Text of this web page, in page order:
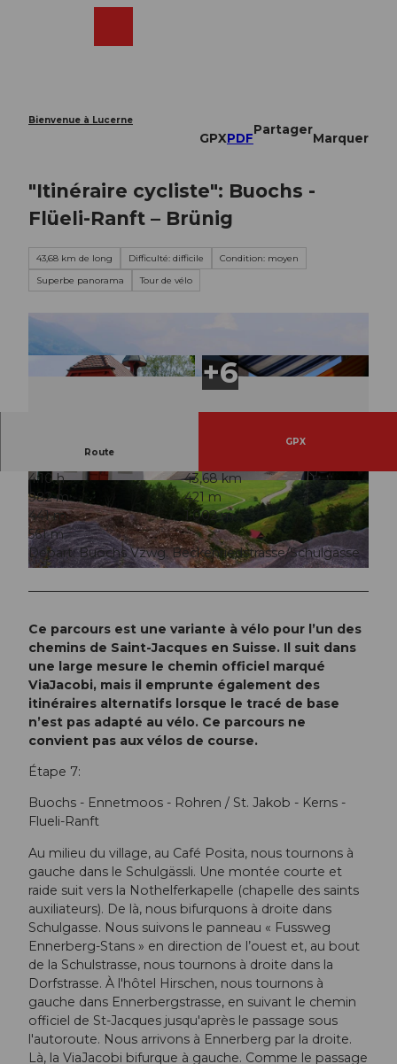
Bienvenue à Lucerne
GPXPDF
Partager
Marquer
"Itinéraire cycliste": Buochs -
Flüeli-Ranft – Brünig
43,68 km de long Difficulté: difficile
Condition: moyen
Superbe panorama
Tour de vélo
© Pilgerwege Schweiz
Route
GPX
4:10 h
43,68 km
982 m
421 m
441 m
1.002 m
561 m
Départ: Buochs Vzwg. Beckenriedstrasse/Schulgasse
Ce parcours est une variante à vélo pour l’un des
chemins de Saint-Jacques en Suisse. Il suit dans
une large mesure le chemin officiel marqué
ViaJacobi, mais il emprunte également des
itinéraires alternatifs lorsque le tracé de base
n’est pas adapté au vélo. Ce parcours ne
convient pas aux vélos de course.
Étape 7:
Buochs - Ennetmoos - Rohren / St. Jakob - Kerns -
Flueli-Ranft
Au milieu du village, au Café Posita, nous tournons à
gauche dans le Schulgässli. Une montée courte et
raide suit vers la Nothelferkapelle (chapelle des saints
auxiliateurs). De là, nous bifurquons à droite dans
Schulgasse. Nous suivons le panneau « Fussweg
Ennerberg-Stans » en direction de l’ouest et, au bout
de la Schulstrasse, nous tournons à droite dans la
Dorfstrasse. À l'hôtel Hirschen, nous tournons à
gauche dans Ennerbergstrasse, en suivant le chemin
officiel de St-Jacques jusqu'après le passage sous
l'autoroute. Nous arrivons à Ennerberg par la droite.
Là, la ViaJacobi bifurque à gauche. Comme le passage